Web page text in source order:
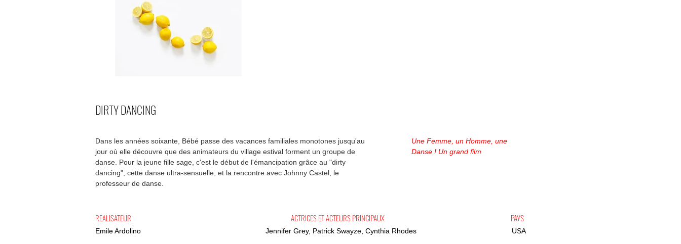
DIRTY DANCING
Dans les années soixante, Bébé passe des vacances familiales monotones jusqu'au
jour où elle découvre que des animateurs du village estival forment un groupe de
danse. Pour la jeune fille sage, c'est le début de l'émancipation grâce au "dirty
dancing", cette danse ultra-sensuelle, et la rencontre avec Johnny Castel, le
professeur de danse.
Une Femme, un Homme, une
Danse ! Un grand film
REALISATEUR
Emile Ardolino
ACTRICES ET ACTEURS PRINCIPAUX
Jennifer Grey, Patrick Swayze, Cynthia Rhodes
PAYS
USA